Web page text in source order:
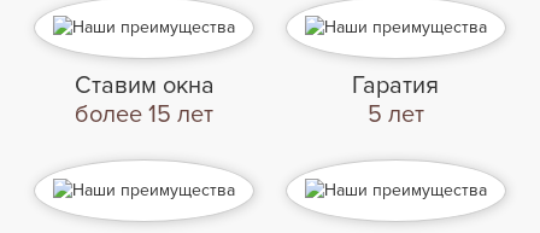
Ставим окна
более 15 лет
Гаратия
5 лет